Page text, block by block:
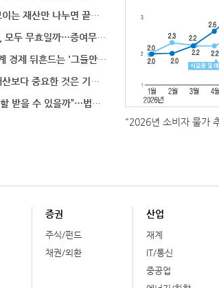
이혼 재산분할, 보이는 재산만 나누면 끝일까…숨겨진 자
치매 부모의 증여, 모두 무효일까…증여무효 분쟁에서 법
[데스크 칼럼] 세계 경제 뒤흔드는 '그들만의 언어'
이혼 재산분할, 재산보다 중요한 것은 기여도 입증
“사실혼도 재산분할 받을 수 있을까”…법원이 살펴보는
"2026년 소비자 물가
증권
주식/펀드
채권/외환
산업
재계
IT/통신
중공업